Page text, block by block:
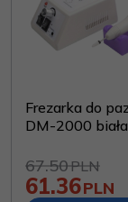
Frezarka do
DM-2000 biała
67.50PLN
61.36PLN